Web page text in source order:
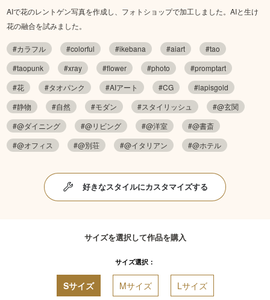
AIで花のレントゲン写真を作成し、フォトショップで加工しました。AIと生け
花の融合を試みました。
#カラフル #colorful #ikebana #aiart
#tao
#taopunk
#xray #flower #photo
#promptart
#花
#タオパンク #AIアート #CG
#lapisgold
#静物
#自然 #モダン #スタイリッシュ
#@玄関
#@ダイニング
#@リビング #@洋室
#@書斎
#@オフィス
#@別荘 #@イタリアン #@ホテル
好きなスタイルにカスタマイズする
サイズを選択して作品を購入
サイズ選択：
Sサイズ Mサイズ Lサイズ